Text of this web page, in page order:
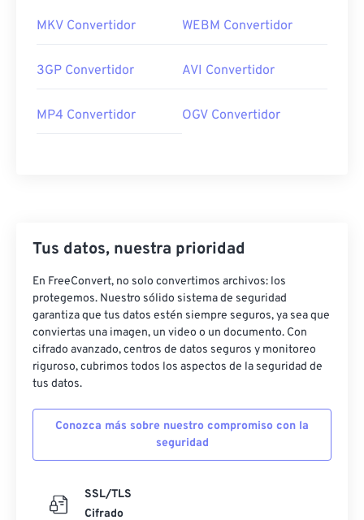
MKV Convertidor WEBM Convertidor
3GP Convertidor AVI Convertidor
MP4 Convertidor OGV Convertidor
Tus datos, nuestra prioridad
En FreeConvert, no solo convertimos archivos: los
protegemos. Nuestro sólido sistema de seguridad
garantiza que tus datos estén siempre seguros, ya sea que
conviertas una imagen, un video o un documento. Con
cifrado avanzado, centros de datos seguros y monitoreo
riguroso, cubrimos todos los aspectos de la seguridad de
tus datos.
Conozca más sobre nuestro compromiso con la
seguridad
SSL/TLS
Cifrado